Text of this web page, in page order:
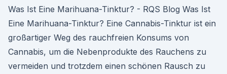
Was Ist Eine Marihuana-Tinktur? - RQS Blog Was Ist
Eine Marihuana-Tinktur? Eine Cannabis-Tinktur ist ein
großartiger Weg des rauchfreien Konsums von
Cannabis, um die Nebenprodukte des Rauchens zu
vermeiden und trotzdem einen schönen Rausch zu